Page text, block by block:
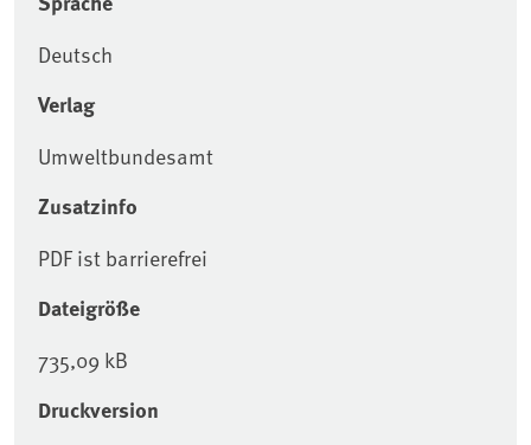
Deutsch
Verlag
Umweltbundesamt
Zusatzinfo
PDF ist barrierefrei
Dateigröße
735,09 kB
Druckversion